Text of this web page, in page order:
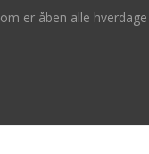
er åben alle hverdage